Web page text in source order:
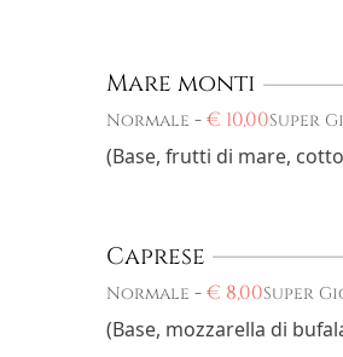
Mare monti
Normale -€ 10,00Super
(Base, frutti di mare,
Caprese
Normale -€ 8,00Super
(Base, mozzarella di